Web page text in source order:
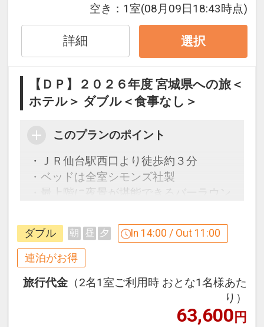
※宿泊期間中すべての日において人数・
氏名・客室タイプ・食事条件・プラン同
一であることが割引適用の条件となりま
す。
ーからお進みいただいた後表示される
「空室照会結果確認画面」でご確認くだ
31日
インターネットコース番号：DP-1-
空き： 1室(08月09日18:43時点)
詳細 選択
【ＤＰ】２０２６年度 宮城県への旅＜
ホテル＞ ダブル＜食事なし＞
このプランのポイント
・ＪＲ仙台駅西口より徒歩約３分
・ベッドは全室シモンズ社製
・最上階に夜景が堪能できるバーラウン
【連泊するとお得】連泊割引がございま
す
１泊目より１泊につきおひとり様 ５００
ダブル 朝 昼 夕 In 14:00 / Out 11:00
連泊がお得
旅行代金 （2名1室ご利用時 おとな1名様あた
り）
63,600円